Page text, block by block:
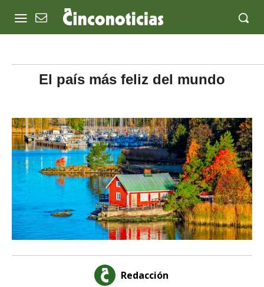
El país más feliz del mundo
Redacción